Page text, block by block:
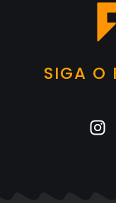
SIGA O